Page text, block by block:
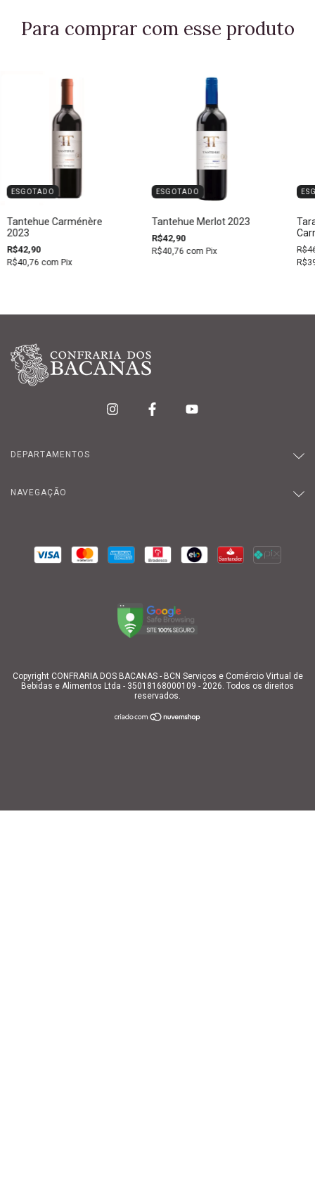
Para comprar com esse produto
ESGOTADO
Tantehue Carménère
2023
R$42,90
R$40,76 com Pix
ESGOTADO
Tantehue Merlot 2023
R$42,90
R$40,76 com Pix
DEPARTAMENTOS
NAVEGAÇÃO
Copyright CONFRARIA DOS BACANAS - BCN Serviços e Comércio Virtual de
Bebidas e Alimentos Ltda - 35018168000109 - 2026. Todos os direitos
reservados.